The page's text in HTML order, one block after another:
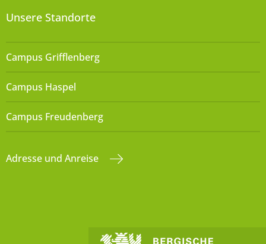
Unsere Standorte
Campus Grifflenberg
Campus Haspel
Campus Freudenberg
Adresse und Anreise